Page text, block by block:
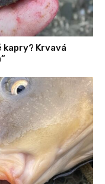
kapry? Krvavá